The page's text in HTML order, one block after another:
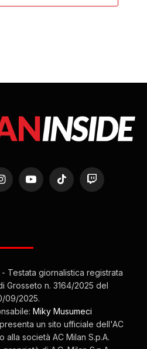
InstagramYouTubeTikTok Twitch
Testata giornalistica registrata
Grosseto n. 3164/2025 del
09/2025.
Miky Musumeci
un sito ufficiale dell'AC
alla società AC Milan S.p.A.